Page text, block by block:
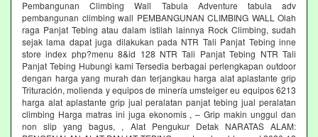
Pembangunan Climbing Wall Tabula Adventure tabula adv
pembangunan climbing wall PEMBANGUNAN CLIMBING WALL Olah
raga Panjat Tebing atau dalam istilah lainnya Rock Climbing, sudah
sejak lama dapat juga dilakukan pada NTR Tali Panjat Tebing inne
store index php?menu 8&id 128 NTR Tali Panjat Tebing NTR Tali
Panjat Tebing Hubungi kami Tersedia berbagai perlengkapan outdoor
dengan harga yang murah dan terjangkau harga alat aplastante grip
Trituración, molienda y equipos de minería umsteiger eu equipos 6213
harga alat aplastante grip jual peralatan panjat tebing jual peralatan
climbing Harga matras ini juga ekonomis , – Grip makin unggul dan
non slip yang bagus, , Alat Pengukur Detak NARATAS ALAM: